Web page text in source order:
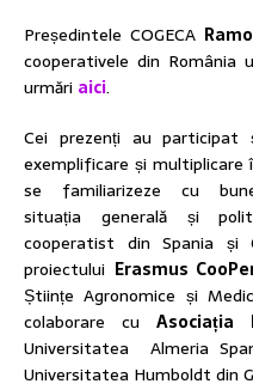
Președintele COGECA
cooperativele din
urmări aici.
Cei prezenți au
exemplificare și multiplicare
se familiarizeze cu
situația generală și
cooperatist din Spania și
proiectului Erasmus
Științe Agronomice și
colaborare cuAsociația
Universitatea Almeria
Universitatea Humboldt din